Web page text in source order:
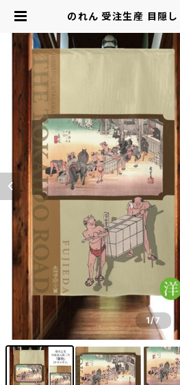
のれん 受注生産 目隠し
テリア ファブリック・敷
テ！オンライン - 総合
1/7